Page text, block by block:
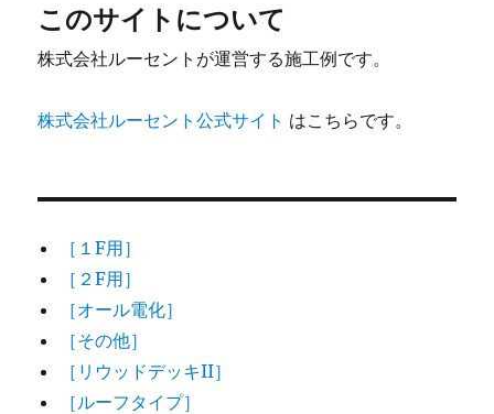
このサイトについて
株式会社ルーセントが運営する施工例です。
株式会社ルーセント公式サイト はこちらです。
［１F用］
［２F用］
［オール電化］
［その他］
［リウッドデッキII］
［ルーフタイプ］